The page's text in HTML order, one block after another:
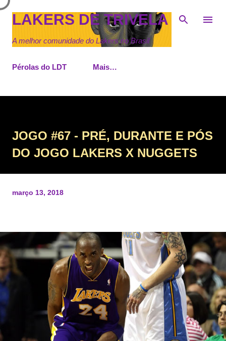
Pular para o conteúdo principal
LAKERS DE TRIVELA
A melhor comunidade do Lakers no Brasil
Pérolas do LDT Mais…
JOGO #67 - PRÉ, DURANTE E PÓS
DO JOGO LAKERS X NUGGETS
março 13, 2018